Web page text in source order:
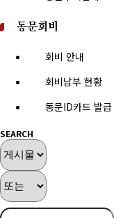
동문회비
회비 안내
회비납부 현황
동문ID카드 발급
SEARCH